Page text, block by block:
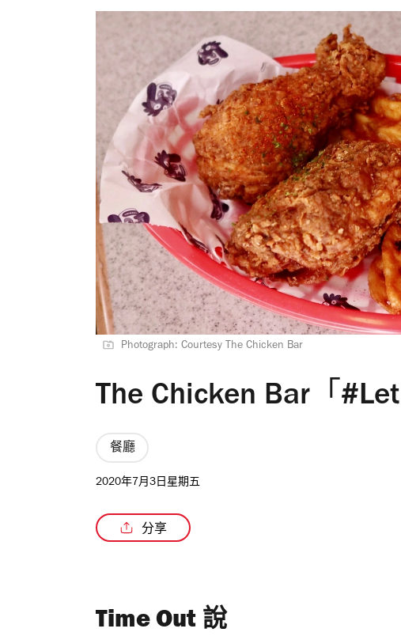
Photograph: Courtesy The Chicken Bar
The Chicken Bar「
餐廳
2020年7月3日星期五
分享
Time Out 說